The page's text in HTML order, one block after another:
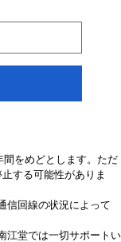
間をめどとします。ただ
する可能性がありま
信回線の状況によって
江堂では一切サポートい